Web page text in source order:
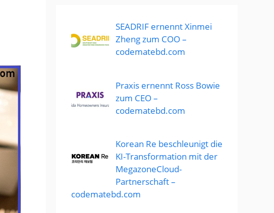
SEADRIF ernennt Xinmei
Zheng zum COO –
codematebd.com
Praxis ernennt Ross Bowie
zum CEO –
codematebd.com
Korean Re beschleunigt die
KI-Transformation mit der
MegazoneCloud-
Partnerschaft –
codematebd.com